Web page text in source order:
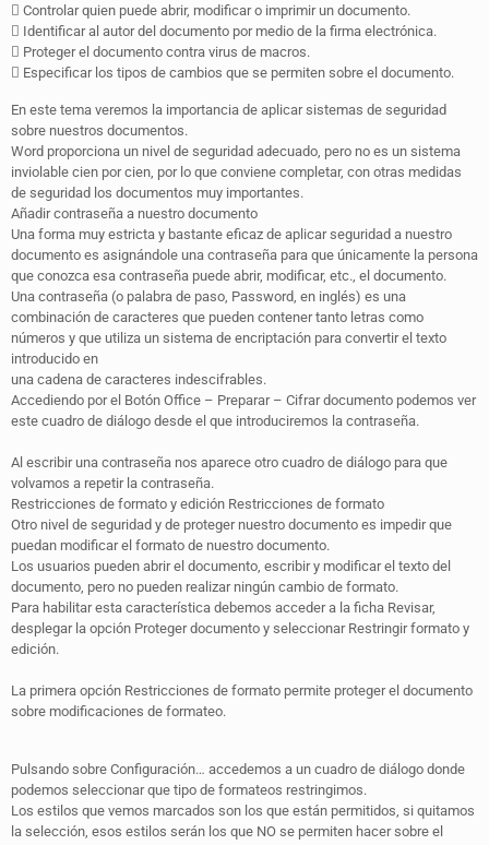
 Controlar quien puede abrir, modificar o imprimir un documento.
 Identificar al autor del documento por medio de la firma electrónica.
 Proteger el documento contra virus de macros.
 Especificar los tipos de cambios que se permiten sobre el documento.
En este tema veremos la importancia de aplicar sistemas de seguridad
sobre nuestros documentos.
Word proporciona un nivel de seguridad adecuado, pero no es un sistema
inviolable cien por cien, por lo que conviene completar, con otras medidas
de seguridad los documentos muy importantes.
Añadir contraseña a nuestro documento
Una forma muy estricta y bastante eficaz de aplicar seguridad a nuestro
documento es asignándole una contraseña para que únicamente la persona
que conozca esa contraseña puede abrir, modificar, etc., el documento.
Una contraseña (o palabra de paso, Password, en inglés) es una
combinación de caracteres que pueden contener tanto letras como
números y que utiliza un sistema de encriptación para convertir el texto
introducido en
una cadena de caracteres indescifrables.
Accediendo por el Botón Office – Preparar – Cifrar documento podemos ver
este cuadro de diálogo desde el que introduciremos la contraseña.
Al escribir una contraseña nos aparece otro cuadro de diálogo para que
volvamos a repetir la contraseña.
Restricciones de formato y edición Restricciones de formato
Otro nivel de seguridad y de proteger nuestro documento es impedir que
puedan modificar el formato de nuestro documento.
Los usuarios pueden abrir el documento, escribir y modificar el texto del
documento, pero no pueden realizar ningún cambio de formato.
Para habilitar esta característica debemos acceder a la ficha Revisar,
desplegar la opción Proteger documento y seleccionar Restringir formato y
edición.
La primera opción Restricciones de formato permite proteger el documento
sobre modificaciones de formateo.
Pulsando sobre Configuración… accedemos a un cuadro de diálogo donde
podemos seleccionar que tipo de formateos restringimos.
Los estilos que vemos marcados son los que están permitidos, si quitamos
la selección, esos estilos serán los que NO se permiten hacer sobre el